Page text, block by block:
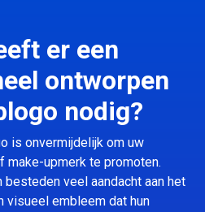
er een
ontworpen
nodig?
is onvermijdelijk om uw
make-upmerk te promoten.
besteden veel aandacht aan het
visueel embleem dat hun